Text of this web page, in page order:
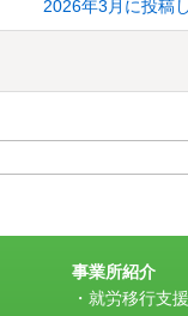
2026年3月に投稿
事業所紹介
就労移行支